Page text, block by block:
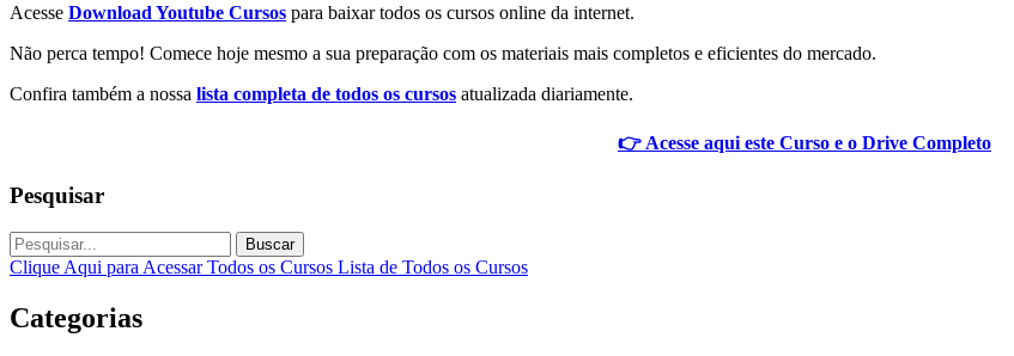
Acesse Download Youtube Cursos para baixar todos os cursos online da internet.
Não perca tempo! Comece hoje mesmo a sua preparação com os materiais mais completos e eficientes do mercado.
Confira também a nossa lista completa de todos os cursos atualizada diariamente.
👉 Acesse aqui este Curso e o Drive Completo
Pesquisar
Buscar
Clique Aqui para Acessar Todos os Cursos Lista de Todos os Cursos
Categorias